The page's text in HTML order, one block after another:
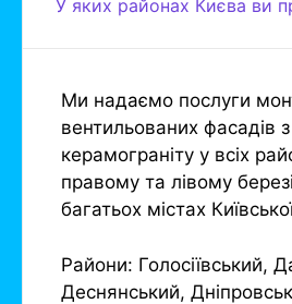
У яких районах Києва ви
Ми надаємо послуги
вентильованих фасадів з
керамограніту у всіх
правому та лівому
багатьох містах
Райони: Голосіївський,
Деснянський,